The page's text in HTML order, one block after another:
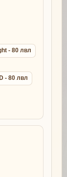
- 80 лвл
- 80 лвл